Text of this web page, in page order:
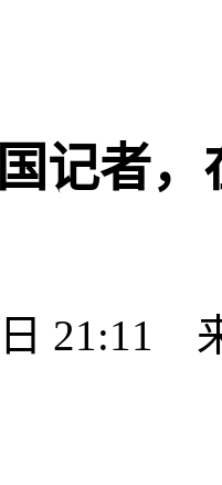
记者
日 21:11